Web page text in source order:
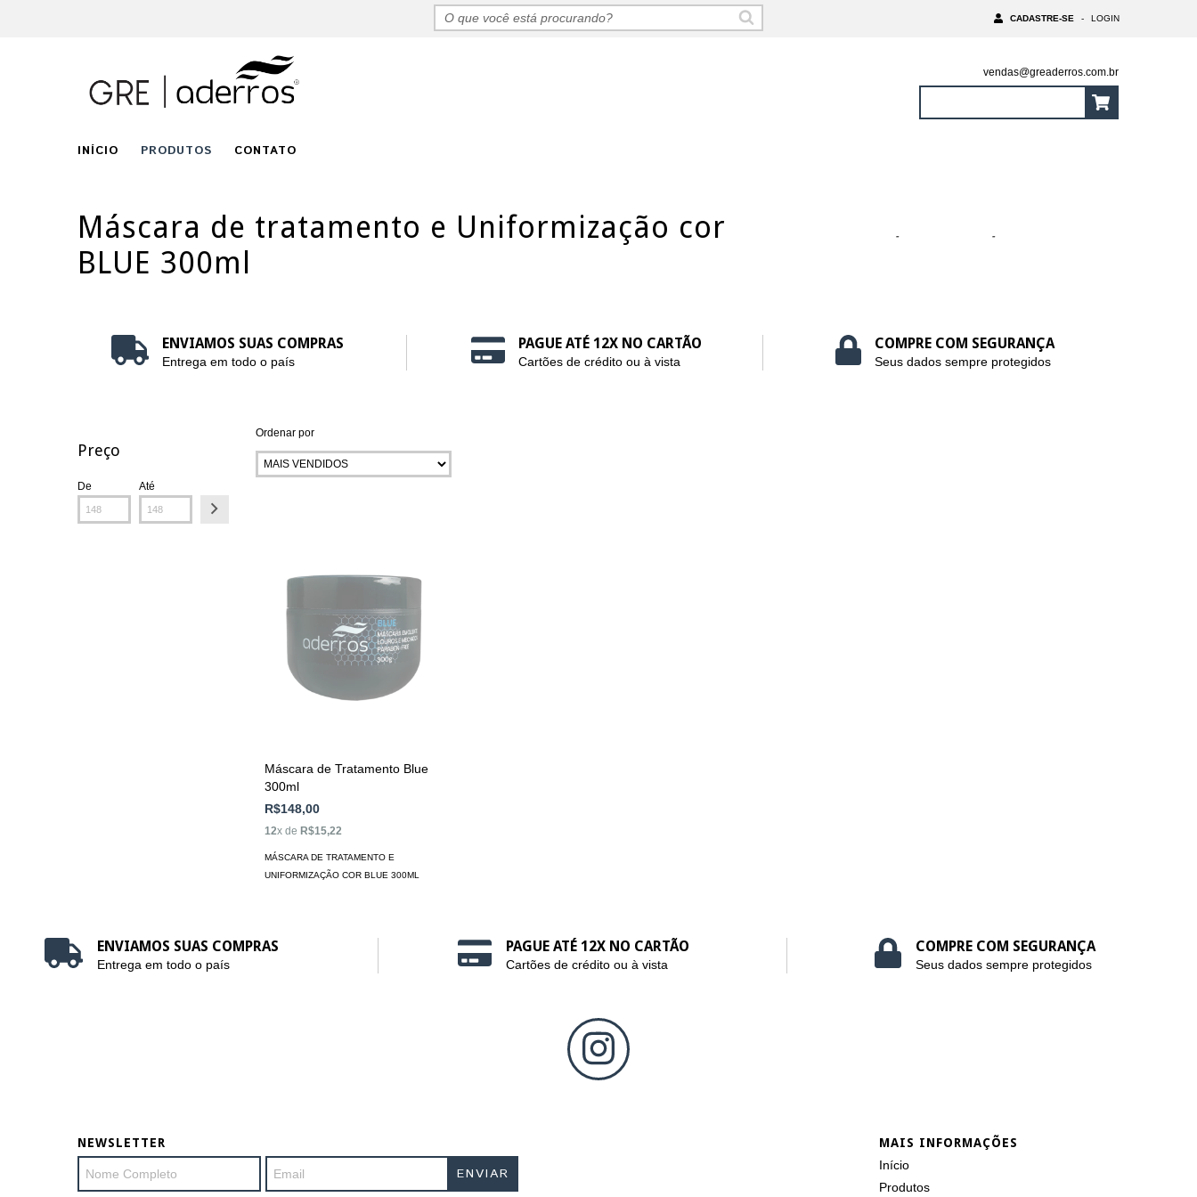
CADASTRE-SE - LOGIN
vendas@greaderros.com.br
INÍCIO PRODUTOS CONTATO
Máscara de tratamento e Uniformização cor
BLUE 300ml
- -
ENVIAMOS SUAS COMPRAS
Entrega em todo o país
PAGUE ATÉ 12X NO CARTÃO
Cartões de crédito ou à vista
COMPRE COM SEGURANÇA
Seus dados sempre protegidos
Preço
De Até
Ordenar por
Máscara de Tratamento Blue
300ml
R$148,00
12x de R$15,22
MÁSCARA DE TRATAMENTO E
UNIFORMIZAÇÃO COR BLUE 300ML
ENVIAMOS SUAS COMPRAS
Entrega em todo o país
PAGUE ATÉ 12X NO CARTÃO
Cartões de crédito ou à vista
COMPRE COM SEGURANÇA
Seus dados sempre protegidos
NEWSLETTER
MAIS INFORMAÇÕES
Início
Produtos